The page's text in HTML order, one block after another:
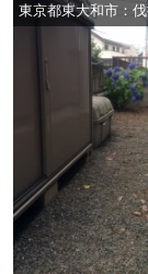
東京都東大和市：